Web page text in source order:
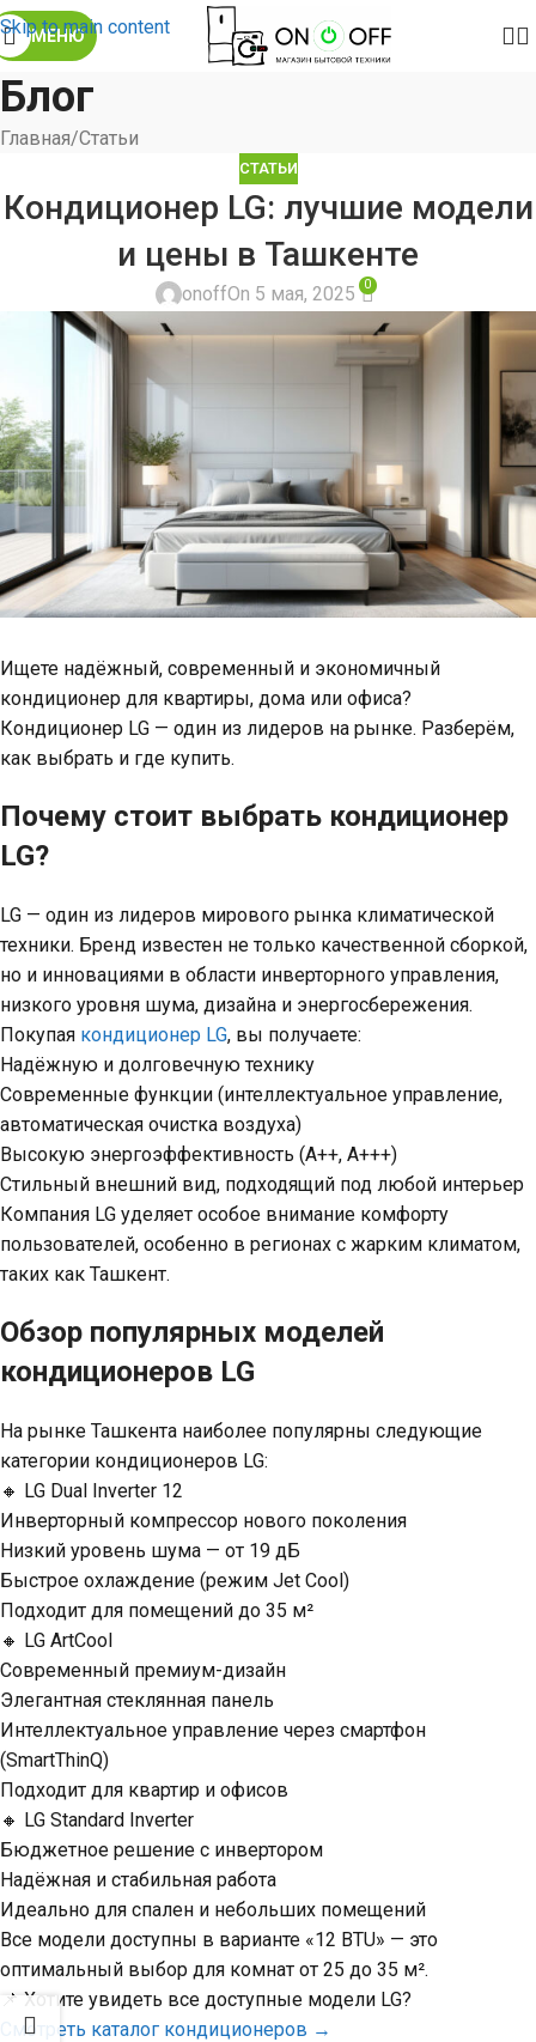
Skip to main content
МЕНЮ
Блог
Главная Статьи
СТАТЬИ
Кондиционер LG: лучшие модели
и цены в Ташкенте
onoffOn 5 мая, 2025 0
Ищете надёжный, современный и экономичный
кондиционер для квартиры, дома или офиса?
Кондиционер LG — один из лидеров на рынке. Разберём,
как выбрать и где купить.
Почему стоит выбрать кондиционер
LG?
LG — один из лидеров мирового рынка климатической
техники. Бренд известен не только качественной сборкой,
но и инновациями в области инверторного управления,
низкого уровня шума, дизайна и энергосбережения.
Покупая кондиционер LG, вы получаете:
Надёжную и долговечную технику
Современные функции (интеллектуальное управление,
автоматическая очистка воздуха)
Высокую энергоэффективность (A++, A+++)
Стильный внешний вид, подходящий под любой интерьер
Компания LG уделяет особое внимание комфорту
пользователей, особенно в регионах с жарким климатом,
таких как Ташкент.
Обзор популярных моделей
кондиционеров LG
На рынке Ташкента наиболее популярны следующие
категории кондиционеров LG:
🔸 LG Dual Inverter 12
Инверторный компрессор нового поколения
Низкий уровень шума — от 19 дБ
Быстрое охлаждение (режим Jet Cool)
Подходит для помещений до 35 м²
🔸 LG ArtCool
Современный премиум-дизайн
Элегантная стеклянная панель
Интеллектуальное управление через смартфон
(SmartThinQ)
Подходит для квартир и офисов
🔸 LG Standard Inverter
Бюджетное решение с инвертором
Надёжная и стабильная работа
Идеально для спален и небольших помещений
Все модели доступны в варианте «12 BTU» — это
оптимальный выбор для комнат от 25 до 35 м².
📌 Хотите увидеть все доступные модели LG?
Смотреть каталог кондиционеров →